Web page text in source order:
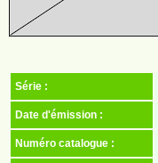
Série :
Date d'émission :
Numéro catalogue :